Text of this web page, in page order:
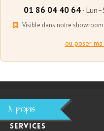
01 86 04 40 64·
Visible dans notre
ou poser
Services
A propos